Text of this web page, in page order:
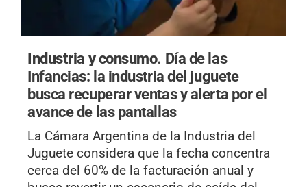
Industria y consumo. Día de las
Infancias: la industria del juguete
busca recuperar ventas y alerta por el
avance de las pantallas
La Cámara Argentina de la Industria del
Juguete considera que la fecha concentra
cerca del 60% de la facturación anual y